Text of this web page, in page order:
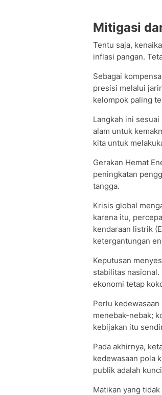
​Mitigasi
​Tentu saja,
inflasi pangan.
Sebagai
presisi melalui
kelompok paling
Langkah ini
alam untuk
kita untuk
Gerakan Hemat
peningkatan
tangga.
Krisis global
karena itu,
kendaraan listrik
ketergantungan
​Keputusan
stabilitas
ekonomi tetap
Perlu
menebak-nebak;
kebijakan itu
​Pada akhirnya,
kedewasaan pola
publik adalah
Matikan yang